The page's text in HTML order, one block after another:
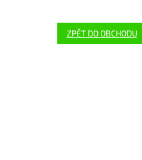
ZPĚT DO OBCHODU